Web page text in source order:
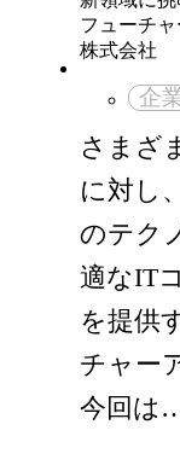
企
さまざ
に対し
のテク
適なIT
を提供
チャー
今回は